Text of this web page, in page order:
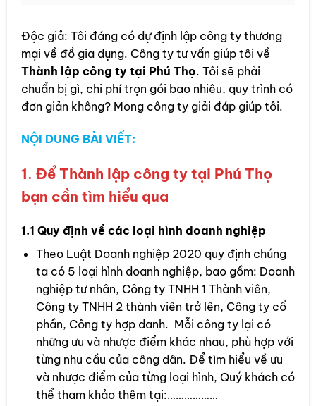
Độc giả: Tôi đáng có dự định lập công ty thương
mại về đồ gia dụng. Công ty tư vấn giúp tôi về
Thành lập công ty tại Phú Thọ. Tôi sẽ phải
chuẩn bị gì, chi phí trọn gói bao nhiêu, quy trình có
đơn giản không? Mong công ty giải đáp giúp tôi.
NỘI DUNG BÀI VIẾT:
1. Để Thành lập công ty tại Phú Thọ
bạn cần tìm hiểu qua
1.1 Quy định về các loại hình doanh nghiệp
Theo Luật Doanh nghiệp 2020 quy định chúng
ta có 5 loại hình doanh nghiệp, bao gồm: Doanh
nghiệp tư nhân, Công ty TNHH 1 Thành viên,
Công ty TNHH 2 thành viên trở lên, Công ty cổ
phần, Công ty hợp danh. Mỗi công ty lại có
những ưu và nhược điểm khác nhau, phù hợp với
từng nhu cầu của công dân. Để tìm hiểu về ưu
và nhược điểm của từng loại hình, Quý khách có
thể tham khảo thêm tại:………………